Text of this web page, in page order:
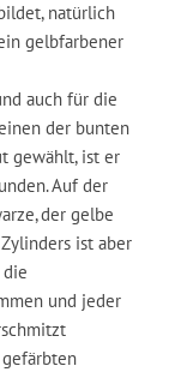
natürlich
gelbfarbener
auch für die
der bunten
gewählt, ist er
Auf der
der gelbe
ist aber
und jeder